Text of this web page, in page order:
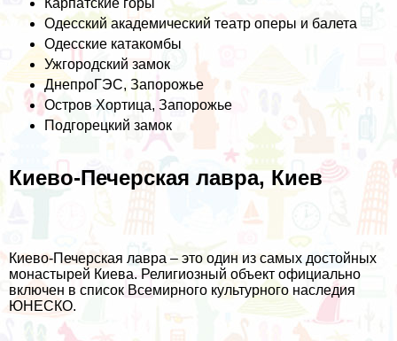
Одесский академический театр оперы и балета
Одесские катакомбы
Ужгородский замок
ДнепроГЭС, Запорожье
Остров Хортица, Запорожье
Подгорецкий замок
Киево-Печерская лавра, Киев
Киево-Печерская лавра – это один из самых достойных
монастырей Киева. Религиозный объект официально
включен в список Всемирного культурного наследия
ЮНЕСКО.